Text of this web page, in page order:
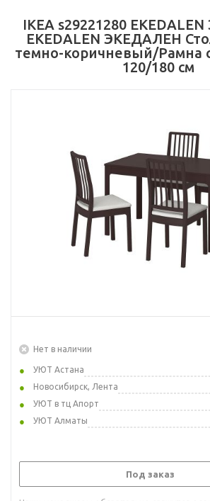
IKEA s29221280
EKEDALEN ЭКЕДАЛЕН
темно-коричневый/Рамна
120/180 см
Нет в наличии
УЮТ Астана
Новосибирск, Лента
УЮТ в тц Апорт
УЮТ Алматы
Под заказ